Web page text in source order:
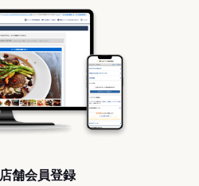
店舗会員登録